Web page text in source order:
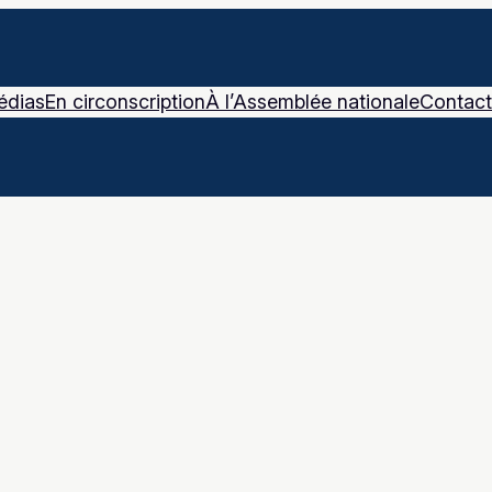
En circonscriptionÀ l’Assemblée nationaleContact